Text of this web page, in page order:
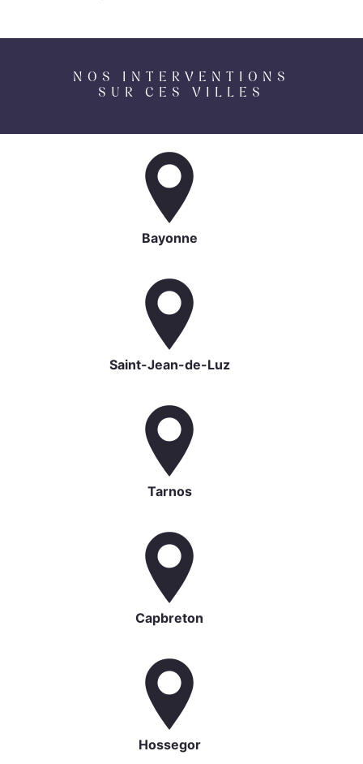
NOS INTERVENTIONS
SUR CES VILLES
Bayonne
Saint-Jean-de-Luz
Tarnos
Capbreton
Hossegor